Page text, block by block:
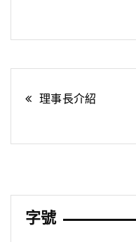
文理事長介紹
字號